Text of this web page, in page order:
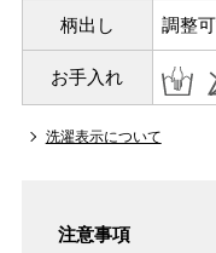
柄出し 調整
お手入れ
洗濯表示について
注意事項